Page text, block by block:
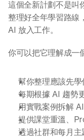
這個全新計劃不是叫
整理好全年學習路線
AI 放入工作。
你可以把它理解成一
幫你整理應該先
每期根據 AI 趨勢
用實戰案例拆解
提供課堂重溫、
透過社群和每月